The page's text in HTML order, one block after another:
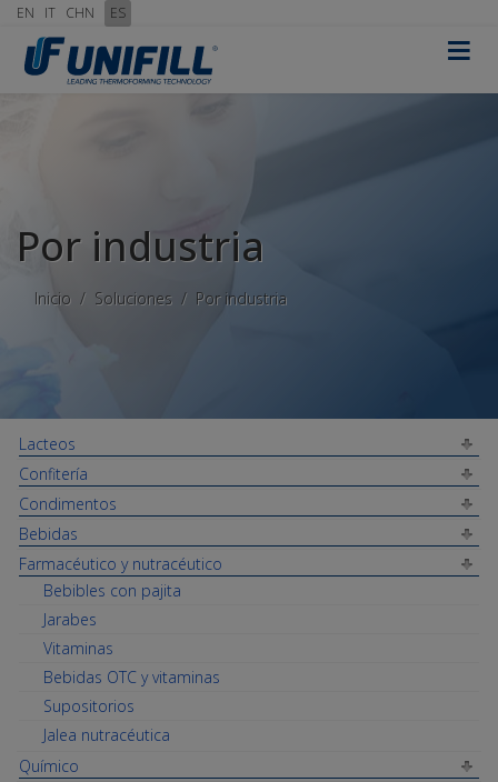
EN IT CHN ES
≡
Por industria
Inicio Soluciones Por industria
Lacteos
Confitería
Condimentos
Bebidas
Farmacéutico y nutracéutico
Bebibles con pajita
Jarabes
Vitaminas
Bebidas OTC y vitaminas
Supositorios
Jalea nutracéutica
Químico